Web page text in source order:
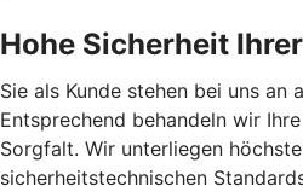
Hohe Sicherheit
Sie als Kunde stehen bei uns an
Entsprechend behandeln wir
Sorgfalt. Wir unterliegen
sicherheitstechnischen